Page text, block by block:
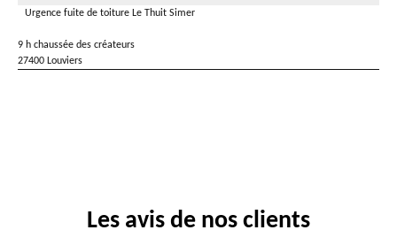
Urgence fuite de toiture Le Thuit Simer
9 h chaussée des créateurs
27400 Louviers
Les avis de nos clients